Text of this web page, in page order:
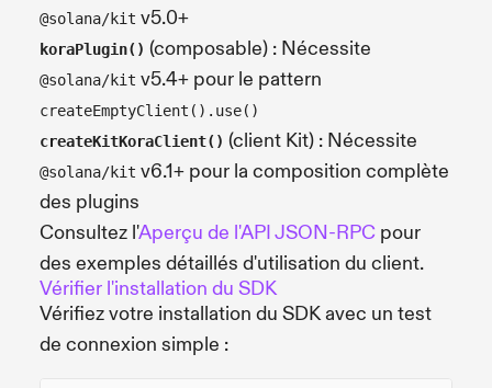
@solana/kit v5.0+
koraPlugin() (composable) : Nécessite
@solana/kit v5.4+ pour le pattern
createEmptyClient().use()
createKitKoraClient() (client Kit) : Nécessite
@solana/kit v6.1+ pour la composition complète
des plugins
Consultez l'Aperçu de l'API JSON-RPC pour
des exemples détaillés d'utilisation du client.
Vérifier l'installation du SDK
Vérifiez votre installation du SDK avec un test
de connexion simple :